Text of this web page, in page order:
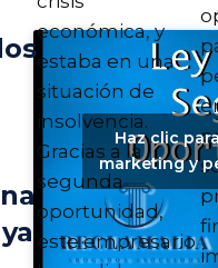
económica, y
estaba en una
situación de
insolvencia.
Gracias a la
segunda
oportunidad,
este empresario
Haz clic
marketing y